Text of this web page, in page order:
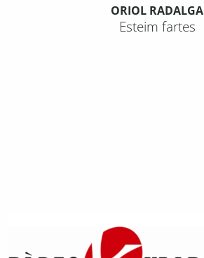
ORIOL RADALGA
Esteim fartes